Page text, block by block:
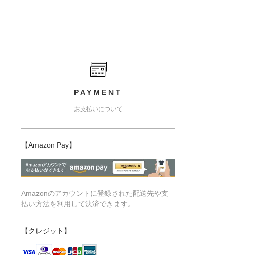
PAYMENT
お支払いについて
【Amazon Pay】
Amazonのアカウントに登録された配送先や支
払い方法を利用して決済できます。
【クレジット】